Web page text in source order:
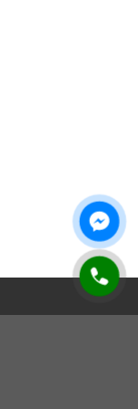
kèm khác. Dần dà,